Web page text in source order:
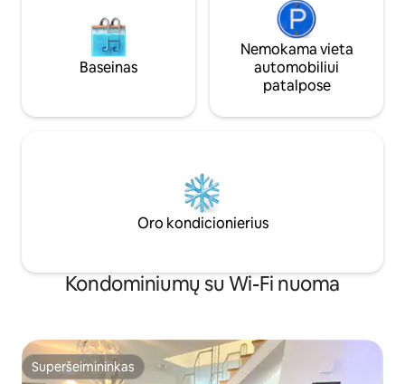
Baseinas
Nemokama vieta
automobiliui
patalpose
Oro kondicionierius
Kondominiumų su Wi-Fi nuoma
Superšeimininkas
Superšeimininkas